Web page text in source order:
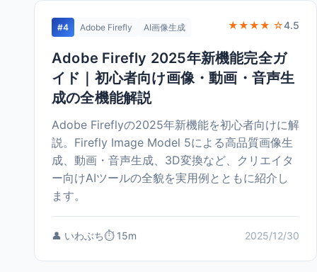
#4 Adobe Firefly AI画像生成 ★★★★ ☆4.5
Adobe Firefly 2025年新機能完全ガ
イド｜初心者向け画像・動画・音声生
成の全機能解説
Adobe Fireflyの2025年新機能を初心者向けに解
説。Firefly Image Model 5による高品質画像生
成、動画・音声生成、3D変換など、クリエイタ
ー向けAIツールの全貌を実用例とともに紹介し
ます。
👤 いわぶち⏱️ 15m 2025/12/30